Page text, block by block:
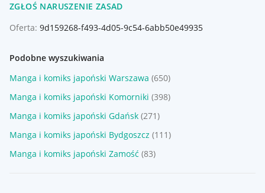
ZGŁOŚ NARUSZENIE ZASAD
Oferta: 9d159268-f493-4d05-9c54-6abb50e49935
Podobne wyszukiwania
Manga i komiks japoński Warszawa (650)
Manga i komiks japoński Komorniki (398)
Manga i komiks japoński Gdańsk (271)
Manga i komiks japoński Bydgoszcz (111)
Manga i komiks japoński Zamość (83)